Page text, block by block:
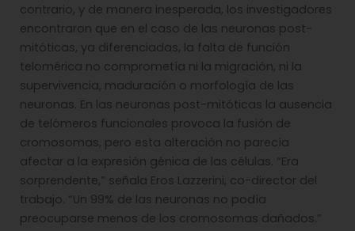
contrario, y de manera inesperada, los investigadores
encontraron que en el caso de las neuronas post-
mitóticas, ya diferenciadas, la falta de función
telomérica no comprometía ni la migración, ni la
supervivencia, maduración o morfología de las
neuronas. En las neuronas post-mitóticas la ausencia
de telómeros funcionales provoca la fusión de
cromosomas, pero esta alteración no parecía
afectar a la expresión génica de las células. “Era
sorprendente,” señala Eros Lazzerini, co-director del
trabajo. “Un 99% de las neuronas no podía
preocuparse menos de los cromosomas dañados.”